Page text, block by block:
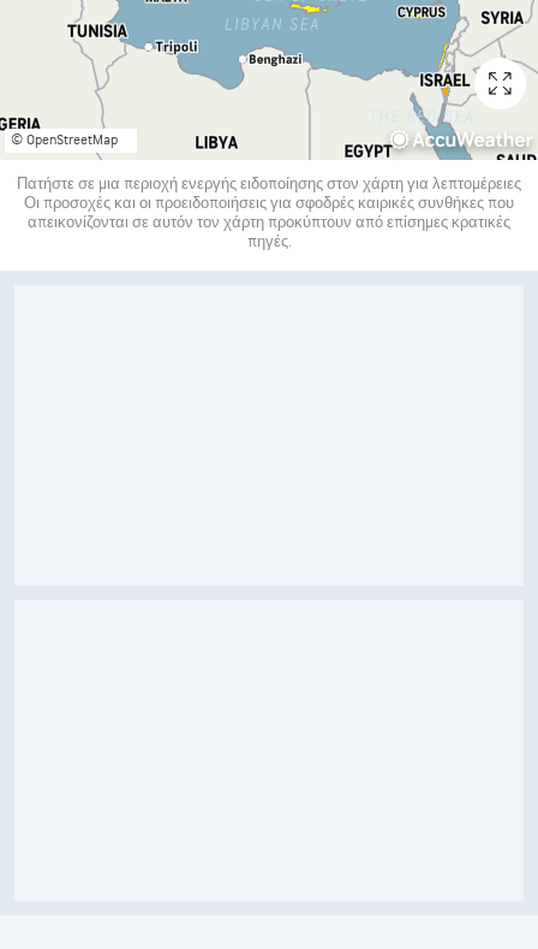
© OpenStreetMap
Πατήστε σε μια περιοχή ενεργής ειδοποίησης στον χάρτη για λεπτομέρειες
Οι προσοχές και οι προειδοποιήσεις για σφοδρές καιρικές συνθήκες που
απεικονίζονται σε αυτόν τον χάρτη προκύπτουν από επίσημες κρατικές
πηγές.